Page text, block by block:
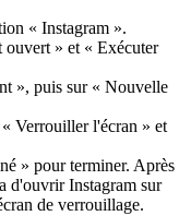
« Instagram ».
ouvert » et « Exécuter
», puis sur « Nouvelle
Verrouiller l'écran » et
» pour terminer. Après
d'ouvrir Instagram sur
de verrouillage.